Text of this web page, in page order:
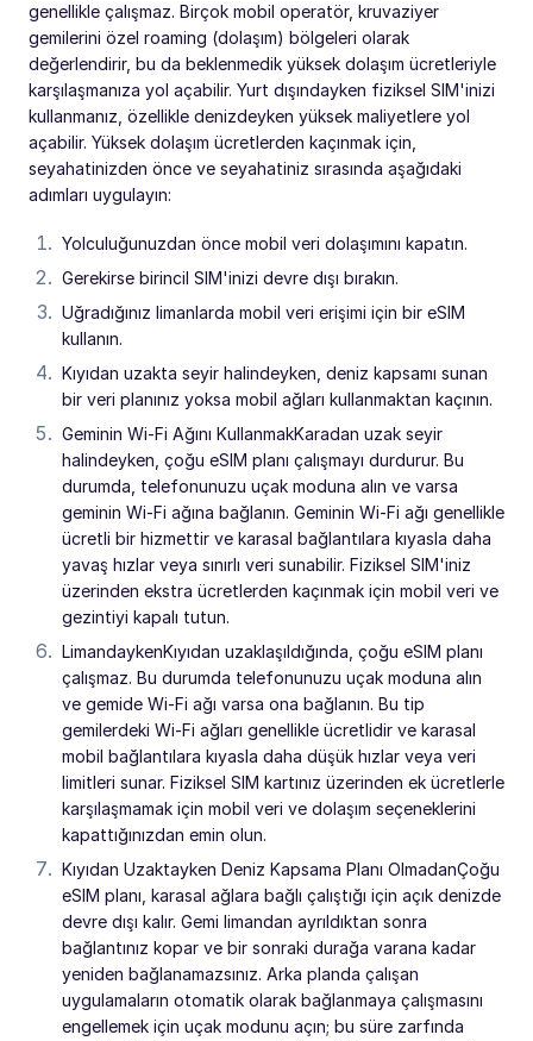
genellikle çalışmaz. Birçok mobil operatör, kruvaziyer
gemilerini özel roaming (dolaşım) bölgeleri olarak
değerlendirir, bu da beklenmedik yüksek dolaşım ücretleriyle
karşılaşmanıza yol açabilir. Yurt dışındayken fiziksel SIM'inizi
kullanmanız, özellikle denizdeyken yüksek maliyetlere yol
açabilir. Yüksek dolaşım ücretlerden kaçınmak için,
seyahatinizden önce ve seyahatiniz sırasında aşağıdaki
adımları uygulayın:
Yolculuğunuzdan önce mobil veri dolaşımını kapatın.
Gerekirse birincil SIM'inizi devre dışı bırakın.
Uğradığınız limanlarda mobil veri erişimi için bir eSIM
kullanın.
Kıyıdan uzakta seyir halindeyken, deniz kapsamı sunan
bir veri planınız yoksa mobil ağları kullanmaktan kaçının.
Geminin Wi-Fi Ağını KullanmakKaradan uzak seyir
halindeyken, çoğu eSIM planı çalışmayı durdurur. Bu
durumda, telefonunuzu uçak moduna alın ve varsa
geminin Wi-Fi ağına bağlanın. Geminin Wi-Fi ağı genellikle
ücretli bir hizmettir ve karasal bağlantılara kıyasla daha
yavaş hızlar veya sınırlı veri sunabilir. Fiziksel SIM'iniz
üzerinden ekstra ücretlerden kaçınmak için mobil veri ve
gezintiyi kapalı tutun.
LimandaykenKıyıdan uzaklaşıldığında, çoğu eSIM planı
çalışmaz. Bu durumda telefonunuzu uçak moduna alın
ve gemide Wi-Fi ağı varsa ona bağlanın. Bu tip
gemilerdeki Wi-Fi ağları genellikle ücretlidir ve karasal
mobil bağlantılara kıyasla daha düşük hızlar veya veri
limitleri sunar. Fiziksel SIM kartınız üzerinden ek ücretlerle
karşılaşmamak için mobil veri ve dolaşım seçeneklerini
kapattığınızdan emin olun.
Kıyıdan Uzaktayken Deniz Kapsama Planı OlmadanÇoğu
eSIM planı, karasal ağlara bağlı çalıştığı için açık denizde
devre dışı kalır. Gemi limandan ayrıldıktan sonra
bağlantınız kopar ve bir sonraki durağa varana kadar
yeniden bağlanamazsınız. Arka planda çalışan
uygulamaların otomatik olarak bağlanmaya çalışmasını
engellemek için uçak modunu açın; bu süre zarfında